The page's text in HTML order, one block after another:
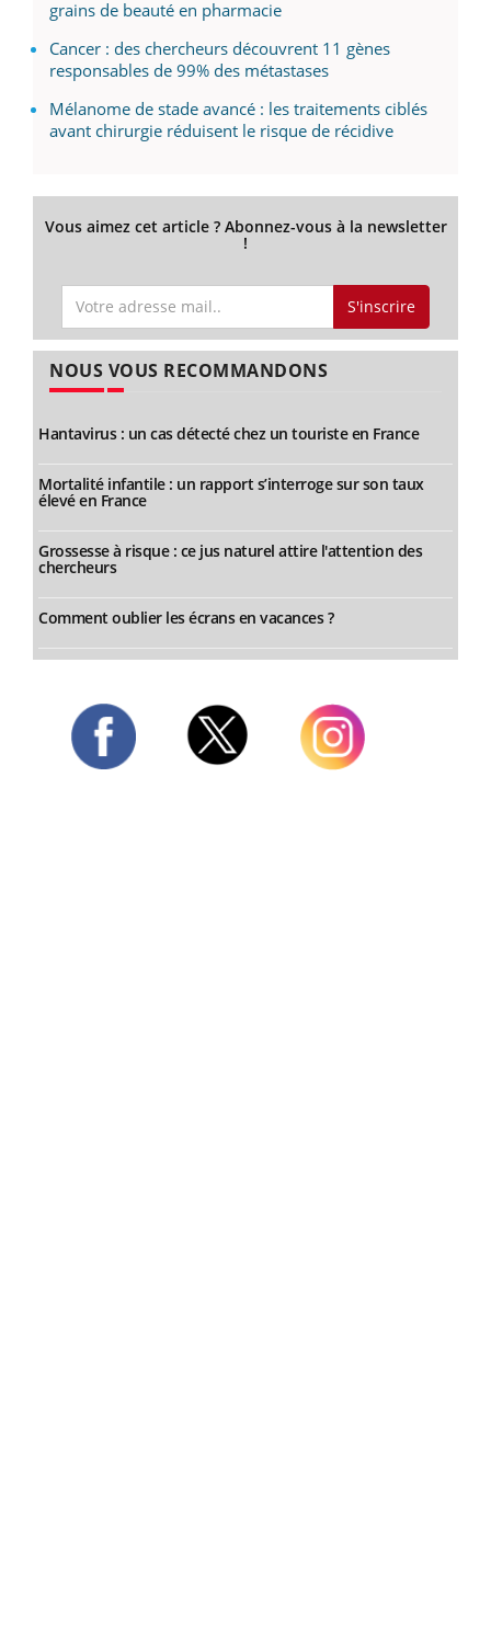
grains de beauté en pharmacie
Cancer : des chercheurs découvrent 11 gènes
responsables de 99% des métastases
Mélanome de stade avancé : les traitements ciblés
avant chirurgie réduisent le risque de récidive
Vous aimez cet article ? Abonnez-vous à la newsletter
!
S'inscrire
NOUS VOUS RECOMMANDONS
Hantavirus : un cas détecté chez un touriste en France
Mortalité infantile : un rapport s’interroge sur son taux
élevé en France
Grossesse à risque : ce jus naturel attire l'attention des
chercheurs
Comment oublier les écrans en vacances ?